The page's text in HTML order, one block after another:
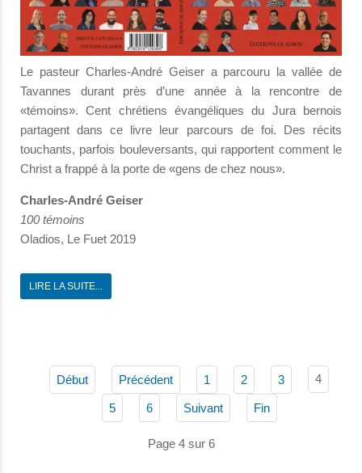
Le pasteur Charles-André Geiser a parcouru la vallée de
Tavannes durant près d’une année à la rencontre de
«témoins». Cent chrétiens évangéliques du Jura bernois
partagent dans ce livre leur parcours de foi. Des récits
touchants, parfois bouleversants, qui rapportent comment le
Christ a frappé à la porte de «gens de chez nous».
Charles-André Geiser
100 témoins
Oladios, Le Fuet 2019
LIRE LA SUITE...
Début Précédent 1 2 3 4
5 6 Suivant Fin
Page 4 sur 6